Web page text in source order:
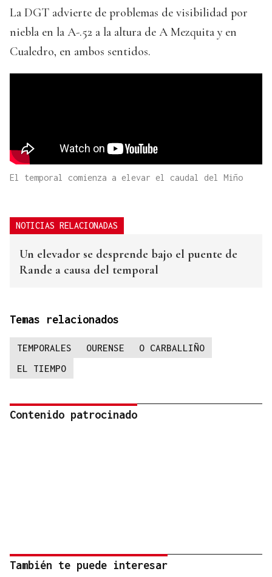
La DGT advierte de problemas de visibilidad por
niebla en la A-.52 a la altura de A Mezquita y en
Cualedro, en ambos sentidos.
El temporal comienza a elevar el caudal del Miño
NOTICIAS RELACIONADAS
Un elevador se desprende bajo el puente de
Rande a causa del temporal
Temas relacionados
TEMPORALES OURENSE
O CARBALLIÑO
EL TIEMPO
Contenido patrocinado
También te puede interesar